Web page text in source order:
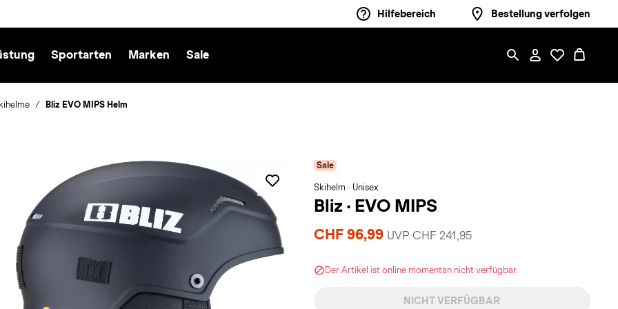
Hilfebereich Bestellung verfolgen
Sportarten Marken Sale
Bliz EVO MIPS Helm
Sale
Skihelm · Unisex
Bliz · EVO MIPS
CHF 96,99 UVP CHF 241,95
Der Artikel ist online momentan nicht verfügbar.
NICHT VERFÜGBAR